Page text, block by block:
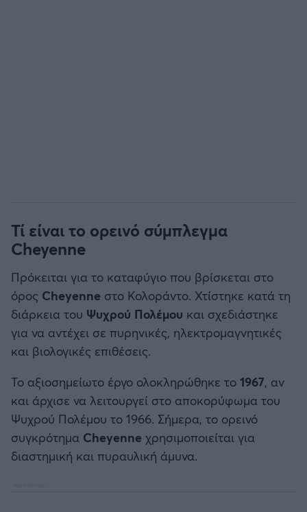
Τί είναι το ορεινό σύμπλεγμα
Cheyenne
Πρόκειται για το καταφύγιο που βρίσκεται στο
όρος Cheyenne στο Κολοράντο. Χτίστηκε κατά τη
διάρκεια του Ψυχρού Πολέμου και σχεδιάστηκε
για να αντέχει σε πυρηνικές, ηλεκτρομαγνητικές
και βιολογικές επιθέσεις.
Το αξιοσημείωτο έργο ολοκληρώθηκε το 1967, αν
και άρχισε να λειτουργεί στο αποκορύφωμα του
Ψυχρού Πολέμου το 1966. Σήμερα, το ορεινό
συγκρότημα Cheyenne χρησιμοποιείται για
διαστημική και πυραυλική άμυνα.